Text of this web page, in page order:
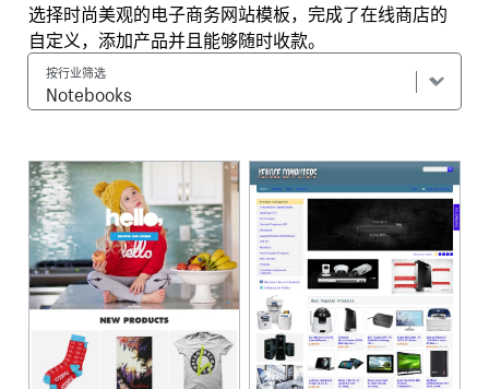
选择时尚美观的电子商务网站模板，完成了在线商店的
自定义，添加产品并且能够随时收款。
按行业筛选